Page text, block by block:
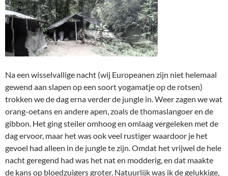
Na een wisselvallige nacht (wij Europeanen zijn niet helemaal
gewend aan slapen op een soort yogamatje op de rotsen)
trokken we de dag erna verder de jungle in. Weer zagen we wat
orang-oetans en andere apen, zoals de thomaslangoer en de
gibbon. Het ging steiler omhoog en omlaag vergeleken met de
dag ervoor, maar het was ook veel rustiger waardoor je het
gevoel had alleen in de jungle te zijn. Omdat het vrijwel de hele
nacht geregend had was het nat en modderig, en dat maakte
de kans op bloedzuigers groter. Natuurlijk was ik de gelukkige,